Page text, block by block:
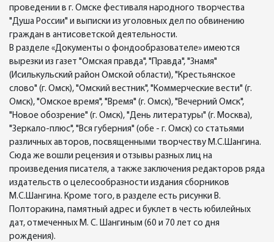
проведении в г. Омске фестиваля народного творчества
"Душа России" и выписки из уголовных дел по обвинению
граждан в антисоветской деятельности.
В разделе «Документы о фондообразователе» имеются
вырезки из газет "Омская правда", "Правда", "Знамя"
(Исилькульский район Омской области), "Крестьянское
слово" (г. Омск), "Омский вестник", "Коммерческие вести" (г.
Омск), "Омское время", "Время" (г. Омск), "Вечерний Омск",
"Новое обозрение" (г. Омск), "День литературы" (г. Москва),
"Зеркало-плюс", "Вся губерния" (обе - г. Омск) со статьями
различных авторов, посвященными творчеству М.С.Шангина.
Сюда же вошли рецензия и отзывы разных лиц на
произведения писателя, а также заключения редакторов ряда
издательств о целесообразности издания сборников
М.С.Шангина. Кроме того, в разделе есть рисунки В.
Полторакина, памятный адрес и буклет в честь юбилейных
дат, отмеченных М. С. Шангиным (60 и 70 лет со дня
рождения).